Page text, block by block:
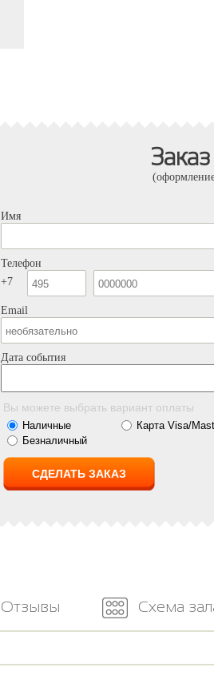
Имя
Телефон
+7
Email
Дата события
Вы можете выбрать вариант оплаты
Наличные Карта Visa/
Безналичный
Отзывы Схема